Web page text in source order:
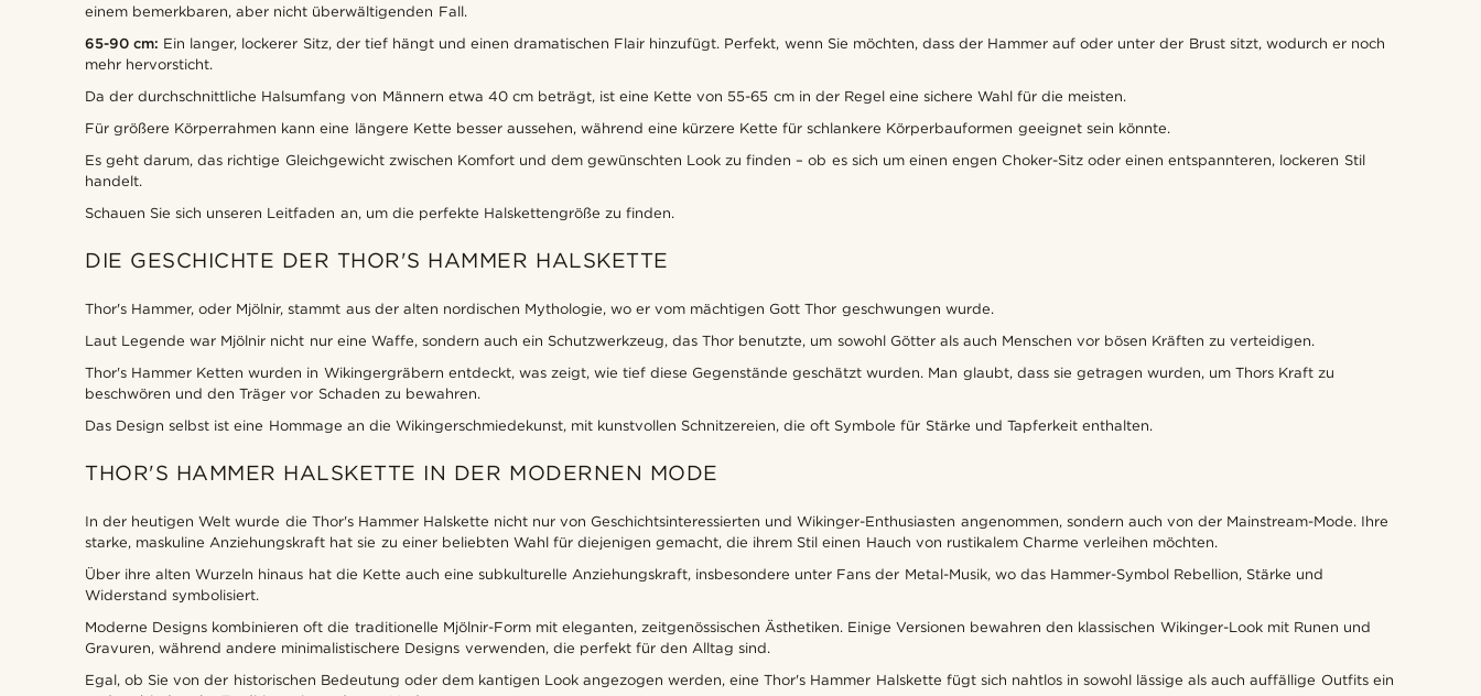
einem bemerkbaren, aber nicht überwältigenden Fall.
65-90 cm: Ein langer, lockerer Sitz, der tief hängt und einen dramatischen Flair hinzufügt. Perfekt, wenn Sie möchten, dass der Hammer auf oder unter der Brust sitzt, wodurch er noch
mehr hervorsticht.
Da der durchschnittliche Halsumfang von Männern etwa 40 cm beträgt, ist eine Kette von 55-65 cm in der Regel eine sichere Wahl für die meisten.
Für größere Körperrahmen kann eine längere Kette besser aussehen, während eine kürzere Kette für schlankere Körperbauformen geeignet sein könnte.
Es geht darum, das richtige Gleichgewicht zwischen Komfort und dem gewünschten Look zu finden – ob es sich um einen engen Choker-Sitz oder einen entspannteren, lockeren Stil
handelt.
Schauen Sie sich unseren Leitfaden an, um die perfekte Halskettengröße zu finden.
DIE GESCHICHTE DER THOR'S HAMMER HALSKETTE
Thor's Hammer, oder Mjölnir, stammt aus der alten nordischen Mythologie, wo er vom mächtigen Gott Thor geschwungen wurde.
Laut Legende war Mjölnir nicht nur eine Waffe, sondern auch ein Schutzwerkzeug, das Thor benutzte, um sowohl Götter als auch Menschen vor bösen Kräften zu verteidigen.
Thor's Hammer Ketten wurden in Wikingergräbern entdeckt, was zeigt, wie tief diese Gegenstände geschätzt wurden. Man glaubt, dass sie getragen wurden, um Thors Kraft zu
beschwören und den Träger vor Schaden zu bewahren.
Das Design selbst ist eine Hommage an die Wikingerschmiedekunst, mit kunstvollen Schnitzereien, die oft Symbole für Stärke und Tapferkeit enthalten.
THOR'S HAMMER HALSKETTE IN DER MODERNEN MODE
In der heutigen Welt wurde die Thor's Hammer Halskette nicht nur von Geschichtsinteressierten und Wikinger-Enthusiasten angenommen, sondern auch von der Mainstream-Mode. Ihre
starke, maskuline Anziehungskraft hat sie zu einer beliebten Wahl für diejenigen gemacht, die ihrem Stil einen Hauch von rustikalem Charme verleihen möchten.
Über ihre alten Wurzeln hinaus hat die Kette auch eine subkulturelle Anziehungskraft, insbesondere unter Fans der Metal-Musik, wo das Hammer-Symbol Rebellion, Stärke und
Widerstand symbolisiert.
Moderne Designs kombinieren oft die traditionelle Mjölnir-Form mit eleganten, zeitgenössischen Ästhetiken. Einige Versionen bewahren den klassischen Wikinger-Look mit Runen und
Gravuren, während andere minimalistischere Designs verwenden, die perfekt für den Alltag sind.
Egal, ob Sie von der historischen Bedeutung oder dem kantigen Look angezogen werden, eine Thor's Hammer Halskette fügt sich nahtlos in sowohl lässige als auch auffällige Outfits ein